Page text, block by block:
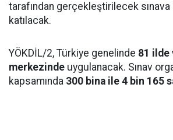
tarafından gerçekleştirilecek sınava
katılacak.
YÖKDİL/2, Türkiye genelinde 81 ilde
merkezinde uygulanacak. Sınav
kapsamında 300 bina ile 4 bin 165